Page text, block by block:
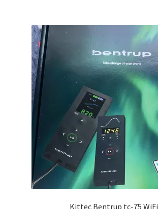
Kittec Bentrup tc-75 WiFi